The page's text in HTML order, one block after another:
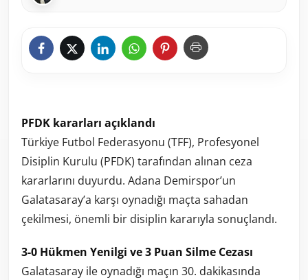
PFDK kararları açıklandı
Türkiye Futbol Federasyonu (TFF), Profesyonel
Disiplin Kurulu (PFDK) tarafından alınan ceza
kararlarını duyurdu. Adana Demirspor’un
Galatasaray’a karşı oynadığı maçta sahadan
çekilmesi, önemli bir disiplin kararıyla sonuçlandı.
3-0 Hükmen Yenilgi ve 3 Puan Silme Cezası
Galatasaray ile oynadığı maçın 30. dakikasında